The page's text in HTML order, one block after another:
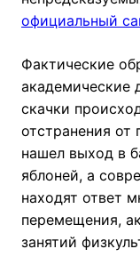
официальный
Фактические
академические
скачки
отстранения от
нашел выход в
яблоней, а
находят ответ
перемещения,
занятий